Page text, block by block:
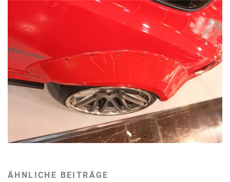
ÄHNLICHE BEITRÄGE